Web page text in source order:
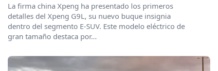
La firma china Xpeng ha presentado los primeros
detalles del Xpeng G9L, su nuevo buque insignia
dentro del segmento E-SUV. Este modelo eléctrico de
gran tamaño destaca por...